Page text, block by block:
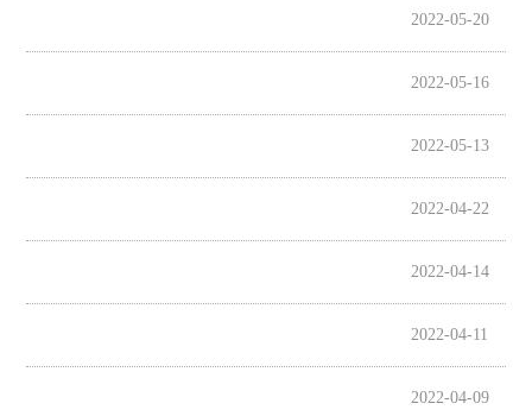
2022-05-20
2022-05-16
2022-05-13
2022-04-22
2022-04-14
2022-04-11
2022-04-09